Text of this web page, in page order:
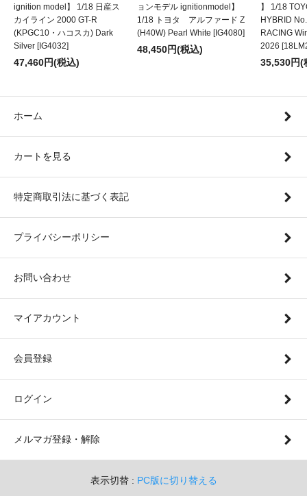
ignition model】 1/18 日産ス
カイライン 2000 GT-R
(KPGC10・ハコスカ) Dark
Silver [IG4032]
47,460円(税込)
ョンモデル ignitionmodel】
1/18 トヨタ アルファード Z
(H40W) Pearl White [IG4080]
48,450円(税込)
】 1/18
HYBRID
RACING
2026
35,530円(
ホーム
カートを見る
特定商取引法に基づく表記
プライバシーポリシー
お問い合わせ
マイアカウント
会員登録
ログイン
メルマガ登録・解除
表示切替 : PC版に切り替える